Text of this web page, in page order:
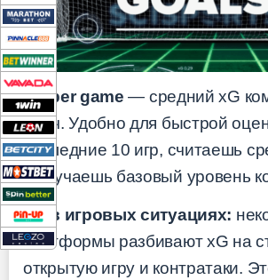
xG per game — средний xG
матч. Удобно для быстрой
последние 10 игр, считаешь
Получаешь базовый уровень
xG в игровых ситуациях:
платформы разбивают xG на
открытую игру и контратаки.